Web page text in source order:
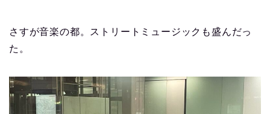
さすが音楽の都。ストリートミュージックも盛んだっ
た。